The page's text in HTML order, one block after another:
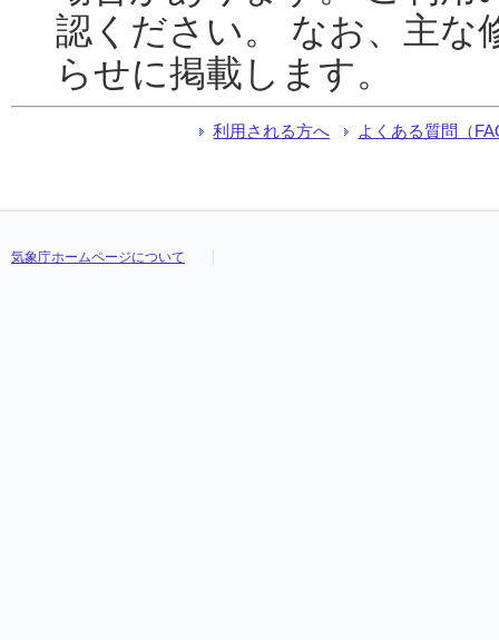
認ください。 なお、主な
らせに掲載します。
利用される方へ よくある質問（
気象庁ホームページについて